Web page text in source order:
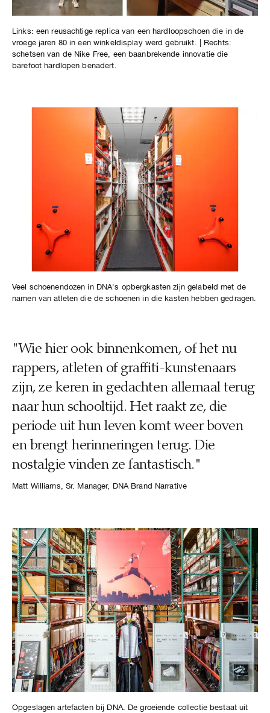
Links: een reusachtige replica van een hardloopschoen die in de
vroege jaren 80 in een winkeldisplay werd gebruikt. | Rechts:
schetsen van de Nike Free, een baanbrekende innovatie die
barefoot hardlopen benadert.
Veel schoenendozen in DNA's opbergkasten zijn gelabeld met de
namen van atleten die de schoenen in die kasten hebben gedragen.
"Wie hier ook binnenkomen, of het nu
rappers, atleten of graffiti-kunstenaars
zijn, ze keren in gedachten allemaal terug
naar hun schooltijd. Het raakt ze, die
periode uit hun leven komt weer boven
en brengt herinneringen terug. Die
nostalgie vinden ze fantastisch."
Matt Williams, Sr. Manager, DNA Brand Narrative
Opgeslagen artefacten bij DNA. De groeiende collectie bestaat uit